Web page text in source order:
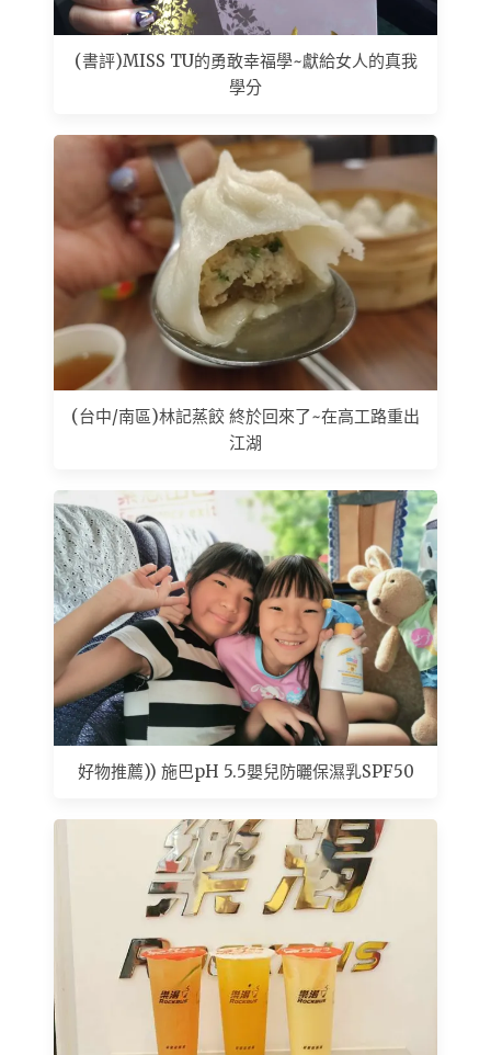
(書評)MISS TU的勇敢幸福學~獻給女人的真我
學分
(台中/南區)林記蒸餃 終於回來了~在高工路重出
江湖
好物推薦)) 施巴pH 5.5嬰兒防曬保濕乳SPF50